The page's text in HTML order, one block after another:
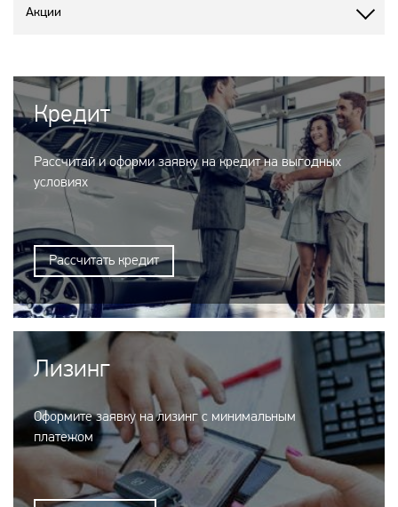
Акции
Кредит
Рассчитай и оформи заявку на кредит на выгодных
условиях
Рассчитать кредит
Лизинг
Оформите заявку на лизинг с минимальным
платежом